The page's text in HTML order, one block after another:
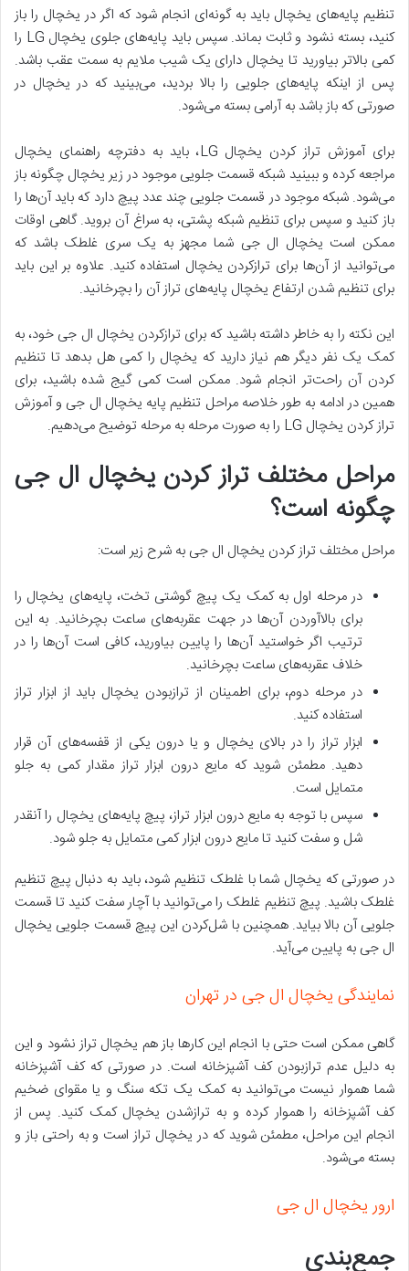
تنظیم پایه‌های یخچال باید به گونه‌ای انجام شود که اگر در یخچال را باز
کنید، بسته نشود و ثابت بماند. سپس باید پایه‌های جلوی یخچال LG را
کمی بالاتر بیاورید تا یخچال دارای یک شیب ملایم به سمت عقب باشد.
پس از اینکه پایه‌های جلویی را بالا بردید، می‌بینید که در یخچال در
صورتی که باز باشد به آرامی بسته می‌شود.
برای آموزش تراز کردن یخچال LG، باید به دفترچه راهنمای یخچال
مراجعه کرده و ببینید شبکه قسمت جلویی موجود در زیر یخچال چگونه باز
می‌شود. شبکه موجود در قسمت جلویی چند عدد پیچ دارد که باید آن‌ها را
باز کنید و سپس برای تنظیم شبکه پشتی، به سراغ آن بروید. گاهی اوقات
ممکن است یخچال ال جی شما مجهز به یک سری غلطک باشد که
می‌توانید از آن‌ها برای ترازکردن یخچال استفاده کنید. علاوه بر این باید
برای تنظیم‌ شدن ارتفاع یخچال پایه‌های تراز آن را بچرخانید.
این نکته را به خاطر داشته باشید که برای ترازکردن یخچال ال جی خود، به
کمک یک نفر دیگر هم نیاز دارید که یخچال را کمی هل بدهد تا تنظیم
کردن آن راحت‌تر انجام شود. ممکن است کمی گیج شده باشید، برای
همین در ادامه به طور خلاصه مراحل تنظیم پایه یخچال ال جی و آموزش
تراز کردن یخچال LG را به صورت مرحله به مرحله توضیح می‌دهیم.
مراحل مختلف تراز کردن یخچال ال جی
چگونه است؟
مراحل مختلف تراز کردن یخچال ال جی به شرح زیر است:
در مرحله اول به کمک یک پیچ گوشتی تخت، پایه‌های یخچال را
برای بالاآوردن آن‌ها در جهت عقربه‌های ساعت بچرخانید. به این
ترتیب اگر خواستید آن‌ها را پایین بیاورید، کافی است آن‌ها را در
خلاف عقربه‌های ساعت بچرخانید.
در مرحله دوم، برای اطمینان از ترازبودن یخچال باید از ابزار تراز
استفاده کنید.
ابزار تراز را در بالای یخچال و یا درون یکی از قفسه‌های آن قرار
دهید. مطمئن شوید که مایع درون ابزار تراز مقدار کمی به جلو
متمایل است.
سپس با توجه به مایع درون ابزار تراز، پیچ پایه‌های یخچال را آنقدر
شل و سفت کنید تا مایع درون ابزار کمی متمایل به جلو شود.
در صورتی که یخچال شما با غلطک تنظیم شود، باید به دنبال پیچ تنظیم
غلطک باشید. پیچ تنظیم غلطک را می‌توانید با آچار سفت کنید تا قسمت
جلویی آن بالا بیاید. همچنین با شل‌کردن این پیچ قسمت جلویی یخچال
ال جی به پایین می‌آید.
نمایندگی یخچال ال جی در تهران
گاهی ممکن است حتی با انجام این کارها باز هم یخچال تراز نشود و این
به دلیل عدم ترازبودن کف آشپزخانه است. در صورتی که کف آشپزخانه
شما هموار نیست می‌توانید به کمک یک تکه سنگ و یا مقوای ضخیم
کف آشپزخانه را هموار کرده و به ترازشدن یخچال کمک کنید. پس از
انجام این مراحل، مطمئن شوید که در یخچال تراز است و به راحتی باز و
بسته می‌شود.
ارور یخچال ال جی
جمع‌بندی